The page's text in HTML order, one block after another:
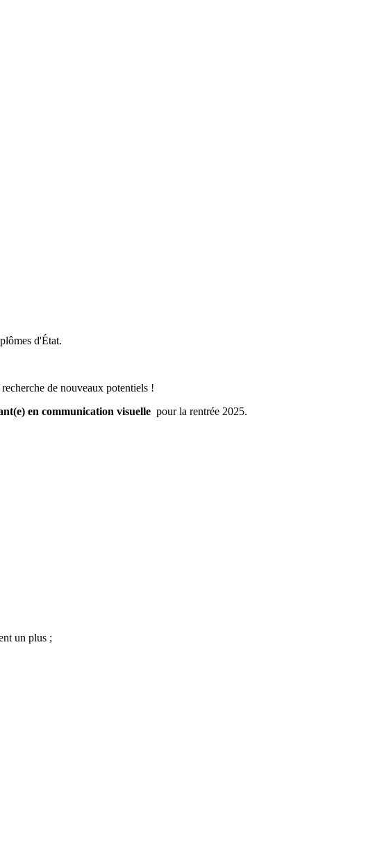
d'État.
de nouveaux potentiels !
en communication visuelle pour la rentrée 2025.
un plus ;